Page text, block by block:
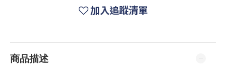
加入追蹤清單
商品描述